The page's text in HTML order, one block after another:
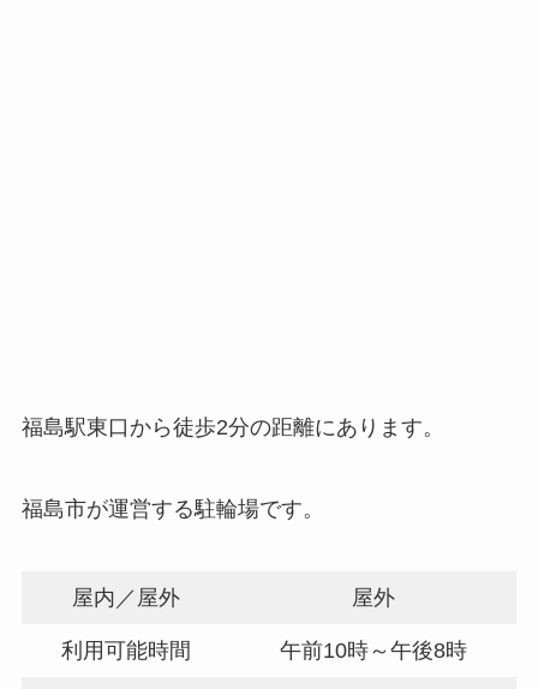
福島駅東口から徒歩2分の距離にあります。
福島市が運営する駐輪場です。
屋内／屋外 屋外
利用可能時間 午前10時～午後8時